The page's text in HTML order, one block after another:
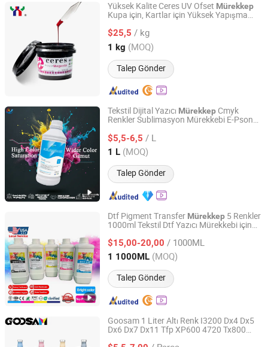
Yüksek Kalite Ceres UV Ofset Mürekkep
Kupa için, Kartlar için Yüksek Yapışma
$25,5 / kg
1 kg (MOQ)
Talep Gönder
Print Area Technology (Guangdong) Co., Ltd
Guangdong, China Fiyat 2022
Tekstil Dijital Yazıcı Mürekkep Cmyk
Renkler Sublimasyon Mürekkebi E-Pson
$5,5-6,5 / L
1 L (MOQ)
Talep Gönder
Shanxi Xinyuheng Trade Co.LTD
Shanxi, China Fiyat 2024
Dtf Pigment Transfer Mürekkep 5 Renkler
1000ml Tekstil Dtf Yazıcı Mürekkebi için
$15,00-20,00 / 1000ML
1 1000ML (MOQ)
Talep Gönder
Suzhou Tophee Tech Co., Ltd.
Jiangsu, China Fiyat 2025
Goosam 1 Liter Altı Renk I3200 Dx4 Dx5
Dx6 Dx7 Dx11 Tfp XP600 4720 Tx800
Shenzhen Goosam Technology Co., Ltd.